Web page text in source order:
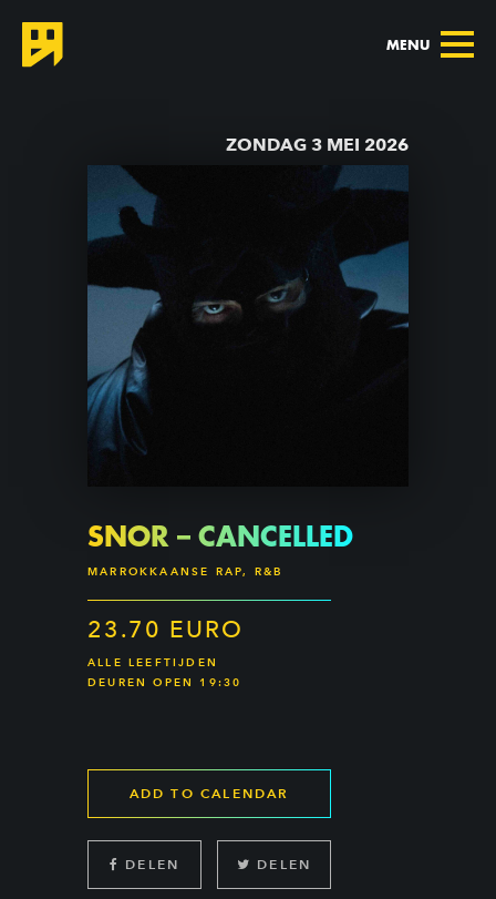
MENU
ZONDAG 3 MEI 2026
SNOR – CANCELLED
MARROKKAANSE RAP, R&B
23.70 EURO
ALLE LEEFTIJDEN
DEUREN OPEN 19:30
ADD TO CALENDAR
DELEN DELEN